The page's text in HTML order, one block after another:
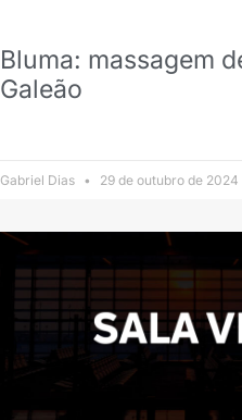
Bluma: massagem
Galeão
Gabriel Dias 29 de outubro de 2024